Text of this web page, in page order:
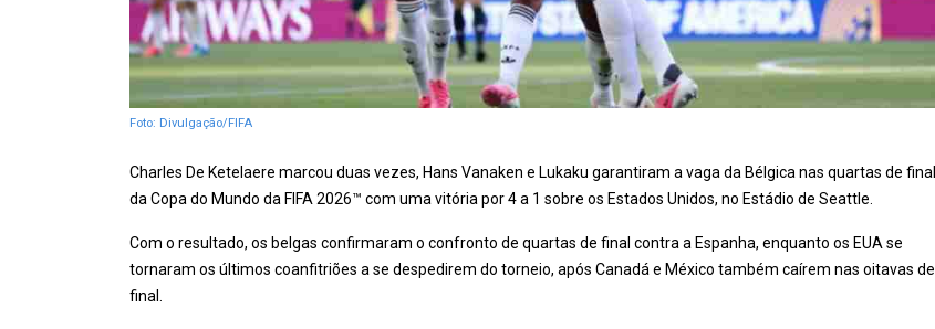
Foto: Divulgação/FIFA
Charles De Ketelaere marcou duas vezes, Hans Vanaken e Lukaku garantiram a vaga da Bélgica nas quartas de final
da Copa do Mundo da FIFA 2026™ com uma vitória por 4 a 1 sobre os Estados Unidos, no Estádio de Seattle.
Com o resultado, os belgas confirmaram o confronto de quartas de final contra a Espanha, enquanto os EUA se
tornaram os últimos coanfitriões a se despedirem do torneio, após Canadá e México também caírem nas oitavas de
final.